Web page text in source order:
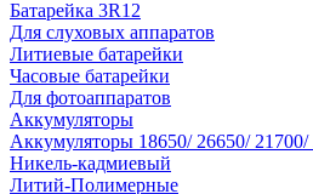
Батарейка 3R12
Для слуховых аппаратов
Литиевые батарейки
Часовые батарейки
Для фотоаппаратов
Аккумуляторы
Аккумуляторы 18650/ 26650/ 21700/
Никель-кадмиевый
Литий-Полимерные